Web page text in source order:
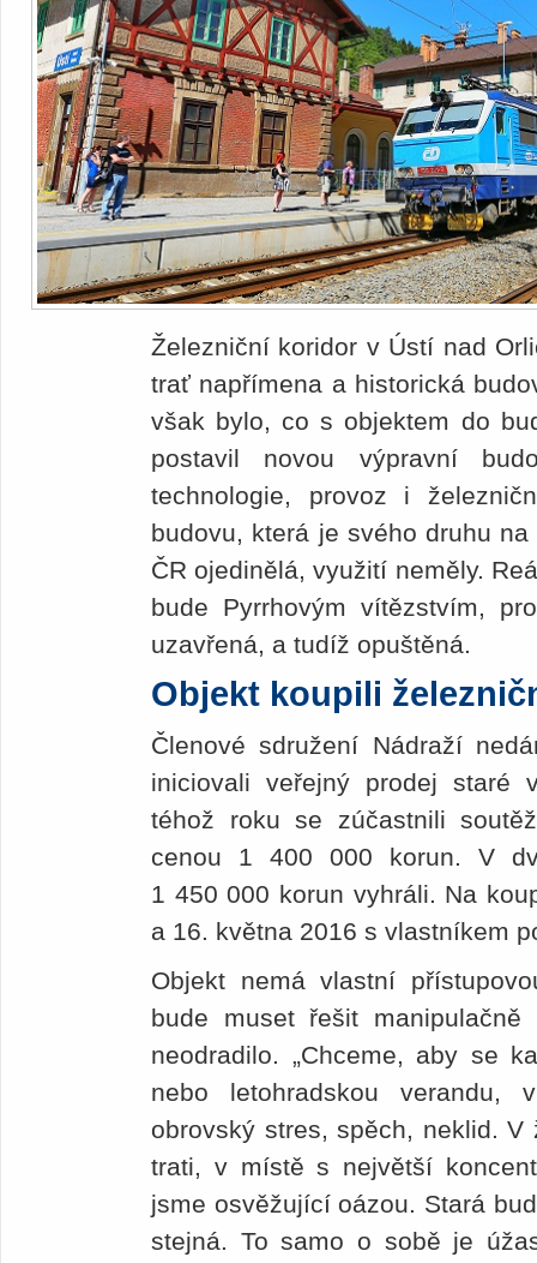
Železniční koridor v Ústí nad
trať napřímena a historická
však bylo, co s objektem do
postavil novou výpravní
technologie, provoz i
budovu, která je svého druhu
ČR ojedinělá, využití neměly.
bude Pyrrhovým vítězstvím,
uzavřená, a tudíž opuštěná.
Objekt koupili
Členové sdružení Nádraží
iniciovali veřejný prodej staré
téhož roku se zúčastnili
cenou 1 400 000 korun. V
1 450 000 korun vyhráli. Na
a 16. května 2016 s vlastníkem
Objekt nemá vlastní
bude muset řešit
neodradilo. „Chceme, aby se
nebo letohradskou verandu,
obrovský stres, spěch, neklid.
trati, v místě s největší
jsme osvěžující oázou. Stará
stejná. To samo o sobě je